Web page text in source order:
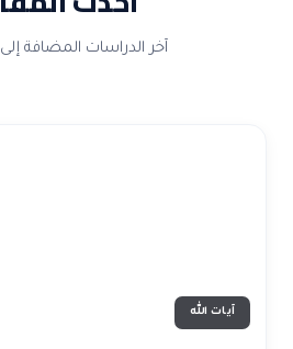
آخر الدراسات المضافة
آيات الله